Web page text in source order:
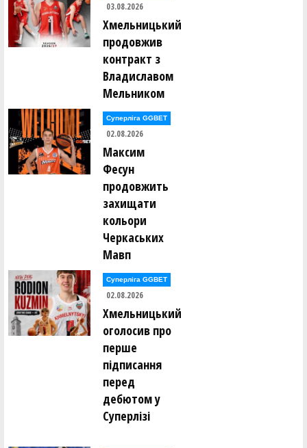
катерина Обоянська ()
Олег Овчаренко ()
Арніс Озолс ()
Ірина Олейник ()
Євгеній Ольховський ()
Валерія Опицько ()
Євгеній Орлов ()
Вадим Палюх ()
Ганна Панамарьова ()
Владислав Панасюк ()
Ксенія Панькіна ()
Ростислав Парнак ()
Вікторія Пасечник ()
Анатолій Пилипюк ()
Всеволод Пироженко ()
Денис Поворознюк ()
Микита Подтикан ()
Владислав Полоз ()
Денис Полтавський ()
Леся Полуяхтова ()
Максим Померанцев ()
Роман Пономаренко ()
Олександр Приходько ()
Дмитро Проценко ()
Віталій Пустовалов ()
03.08.2026
Хмельницький
продовжив
контракт з
Владиславом
Мельником
Суперліга GGBET
02.08.2026
Максим
Фесун
продовжить
захищати
кольори
Черкаських
Мавп
Суперліга GGBET
02.08.2026
Хмельницький
оголосив про
перше
підписання
перед
дебютом у
Суперлізі